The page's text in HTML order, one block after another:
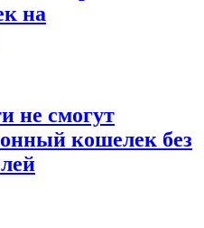
на
не смогут
кошелек без